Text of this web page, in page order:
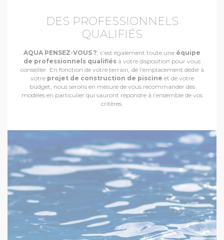
DES PROFESSIONNELS
QUALIFIÉS
AQUA PENSEZ-VOUS ? , c’est également toute une équipe
de professionnels qualifiés à votre disposition pour vous
conseiller. En fonction de votre terrain, de l’emplacement dédié à
votre projet de construction de piscine et de votre
budget, nous serons en mesure de vous recommander des
modèles en particulier qui sauront répondre à l’ensemble de vos
critères.